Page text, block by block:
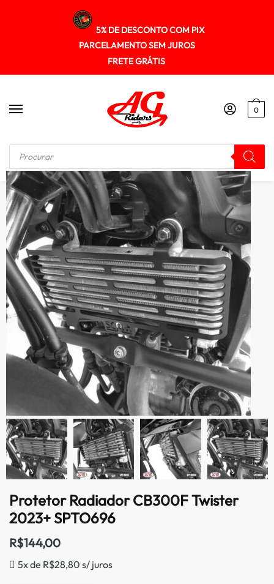
5% DE DESCONTO COM PIX
PARCELAMENTO SEM JUROS
FRETE GRÁTIS
0
Início / PROTETOR RADIADOR Protetor Radiador CB300F Twister 2023+ SPTO696
Protetor Radiador CB300F Twister
2023+ SPTO696
R$144,00
5x de R$28,80 s/ juros